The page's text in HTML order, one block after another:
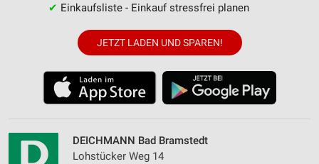
✔ Einkaufsliste - Einkauf stressfrei planen
JETZT LADEN UND SPAREN!
DEICHMANN Bad Bramstedt
Lohstücker Weg 14